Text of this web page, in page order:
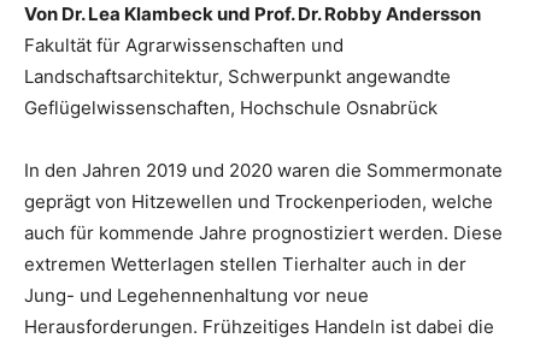
Von Dr. Lea Klambeck und Prof. Dr. Robby Andersson
Fakultät für Agrarwissenschaften und
Landschaftsarchitektur, Schwerpunkt angewandte
Geflügelwissenschaften, Hochschule Osnabrück
In den Jahren 2019 und 2020 waren die Sommermonate
geprägt von Hitzewellen und Trockenperioden, welche
auch für kommende Jahre prognostiziert werden. Diese
extremen Wetterlagen stellen Tierhalter auch in der
Jung- und Legehennenhaltung vor neue
Herausforderungen. Frühzeitiges Handeln ist dabei die